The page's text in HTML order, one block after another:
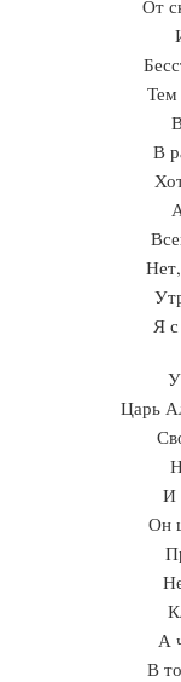
От
Тем
В
Я
У
Царь
И
Он
А
В